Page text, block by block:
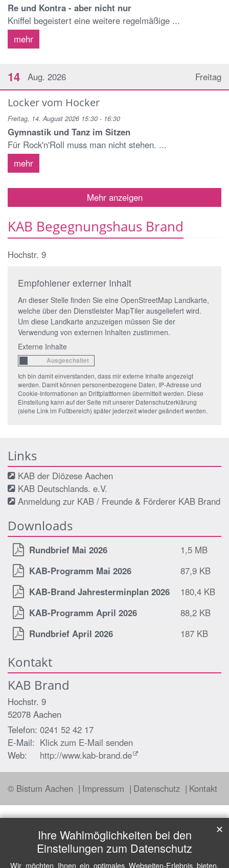
Re und Kontra - aber nicht nur
Kniffel begeistert eine weitere regelmäßige ...
mehr
Freitag
14 Aug. 2026
Locker vom Hocker
Freitag, 14. August 2026 15:30 - 16:30
Gymnastik und Tanz im Sitzen
Für Rock'n'Roll muss man nicht stehen. ...
mehr
Mehr anzeigen
KAB Begegnungshaus Brand
Hochstr. 9
Empfohlener externer Inhalt
An dieser Stelle finden Sie eine OpenStreetMap Landkarte,
welche über den Dienstleister MapTiler ausgeliefert wird.
Um diese Landkarte anzuzeigen müssen Sie der
Verwendung von externen Inhalten zustimmen.
Externe Inhalte
Ich bin damit einverstanden, dass mir externe Inhalte angezeigt
werden. Damit können personenbezogene Daten, IP-Adresse und
Cookie-Informationen an Drittplattformen übermittelt werden. Diese
Einstellung kann auf der Seite mit unserer Datenschutzerklärung
(siehe Link im Fußbereich) später jederzeit wieder geändert werden.
Links
KAB der Diözese Aachen
KAB Deutschlands. e.V.
Anmeldung zur KAB / Freunde & Förderer KAB Brand
Downloads
Rundbrief Mai 2026
1,5 MB
KAB-Programm Mai 2026
87,9 KB
KAB-Brand Jahresterminplan 2026
180,4 KB
KAB-Programm April 2026
88,2 KB
Rundbrief April 2026
187 KB
Kontakt
KAB Brand
Hochstr. 9
52078 Aachen
Telefon: 0241 52 42 17
E-Mail: Klick zum E-Mail senden
Web:
http://www.kab-brand.de
© Bistum Aachen Impressum Datenschutz Kontakt
Ihre Wahlmöglichkeiten bei den
Einstellungen zum Datenschutz
Wir möchten Ihnen ein optimales Webseiten-Erlebnis bieten.
✕